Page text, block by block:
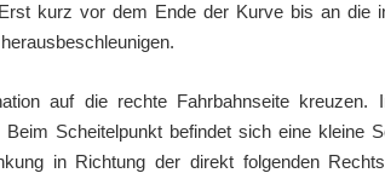
kurz vor dem Ende der Kurve bis an die
auf die rechte Fahrbahnseite kreuzen.
Scheitelpunkt befindet sich eine kleine
in Richtung der direkt folgenden